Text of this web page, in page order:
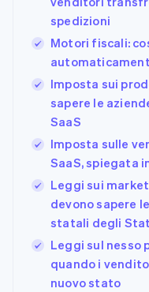
Climate
Rimozione del
Identity
Verifica online
Stripe Sessions
Scopri come
Guarda ora
spedizioni
Motori fiscali:
Imposta sui
sapere le
SaaS
Imposta sulle
SaaS, spiegata
Leggi sui
devono sapere
statali degli
Leggi sul nesso
quando i
nuovo stato